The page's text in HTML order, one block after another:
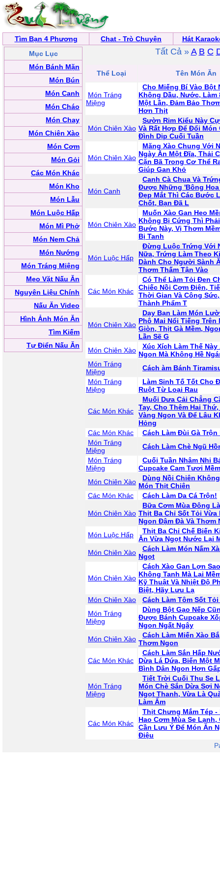
Tìm Bạn 4 Phương Chat - Trò Chuyện
Hát
Mục Lục
Món Bánh Mặn
Món Bún
Món Canh
Món Cháo
Món Chay
Món Chiên Xào
Món Cơm
Món Gỏi
Các Món Khác
Món Kho
Món Lẫu
Món Luộc Hấp
Món Mì Phở
Món Nem Chả
Món Nướng
Món Tráng Miệng
Mẹo Vặt Nấu Ăn
Nguyên Liệu Chính
Nấu Ăn Video
Hình Ảnh Món Ăn
Tìm Kiếm
Tự Điển Nấu Ăn
Tất Cả » A B C
Thể Loại Tên Món Ăn
Món Tráng
Miệng
Cho Miếng Bí Vào Bột
Không Dầu, Nước, Làm
Một Lần, Đảm Bảo
Hơn Thịt
Món Chiên Xào
Sườn Rim Kiểu Này
Và Rất Hợp Để Đổi Món
Đình Dịp Cuối Tuần
Món Chiên Xào
Măng Xào Chung Với
Ngày Ăn Một Đĩa, Thải
Cặn Bã Trong Cơ Thể
Giúp Gan Khỏ
Món Canh
Canh Cà Chua Và
Được Những 'Bông
Đẹp Mắt Thì Các Bước
Chốt, Bạn Đã L
Món Chiên Xào
Muốn Xào Gan Heo
Không Bị Cứng Thì
Bước Này, Vị Thơm
Bị Tanh
Món Luộc Hấp
Đừng Luộc Trứng Với
Nữa, Trứng Làm Theo
Dành Cho Người Sành
Thơm Thấm Tận Vào
Các Món Khác
Có Thể Làm Tỏi Đen
Chiếc Nồi Cơm Điện,
Thời Gian Và Công
Thành Phẩm T
Món Chiên Xào
Dạy Bạn Làm Món
Phô Mai Nổi Tiếng Trên
Giòn, Thịt Gà Mềm,
Lần Sẽ G
Món Chiên Xào
Xúc Xích Làm Thế
Ngon Mà Không Hề
Món Tráng
Miệng
Cách àm Bánh
Món Tráng
Miệng
Làm Sinh Tố Tốt Cho
Ruột Từ Loại Rau
Các Món Khác
Muối Dưa Cải Chẳng
Tay, Cho Thêm Hai
Vàng Ngon Và Để Lâu
Hỏng
Các Món Khác
Cách Làm Đùi Gà Trộn
Món Tráng
Miệng
Cách Làm Chè Ngũ
Món Tráng
Miệng
Cuối Tuần Nhâm Nhi
Cupcake Cam Tươi
Món Chiên Xào
Dùng Nồi Chiên
Món Thịt Chiên
Các Món Khác
Cách Làm Da Cá Trộn!
Món Chiên Xào
Bữa Cơm Mùa Đông
Thịt Ba Chỉ Sốt Tỏi Vừa
Ngon Đậm Đà Và Thơm
Món Luộc Hấp
Thịt Ba Chỉ Chế Biến
Ăn Vừa Ngọt Nước Lại
Món Chiên Xào
Cách Làm Món Nấm
Ngọt
Món Chiên Xào
Cách Xào Gan Lợn
Không Tanh Mà Lại
Kỹ Thuật Và Nhiệt Độ
Biệt, Hãy Lưu Lạ
Món Chiên Xào
Cách Làm Tôm Sốt
Món Tráng
Miệng
Dùng Bột Gạo Nếp
Được Bánh Cupcake
Ngon Ngất Ngây
Món Chiên Xào
Cách Làm Miến Xào
Thơm Ngon
Các Món Khác
Cách Làm Sắn Hấp
Dừa Lá Dứa, Biến Một
Bình Dân Ngon Hơn
Món Tráng
Miệng
Tiết Trời Cuối Thu Se
Món Chè Sắn Dừa Sợi
Ngọt Thanh, Vừa Là
Làm Ấm
Các Món Khác
Thịt Chưng Mắm Tép -
Hao Cơm Mùa Se Lạnh,
Cần Lưu Ý Để Món Ăn
Điệu